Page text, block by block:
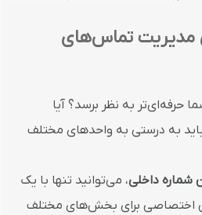
مدیریت تماس‌های
حرفه‌ای‌تر به نظر برسد؟ آیا
به درستی به واحدهای مختلف
شماره داخلی، می‌توانید تنها با یک
اختصاصی برای بخش‌های مختلف